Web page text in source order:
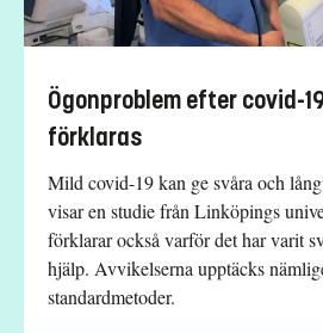
Ögonproblem efter covid-
förklaras
Mild covid-19 kan ge svåra och
visar en studie från Linköpings
förklarar också varför det har varit
hjälp. Avvikelserna upptäcks
standardmetoder.